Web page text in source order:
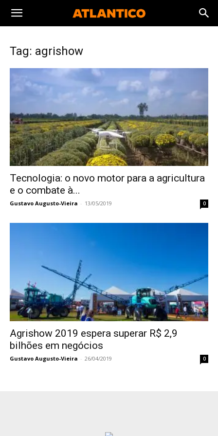
Tag: agrishow
Tecnologia: o novo motor para a agricultura
e o combate à...
Gustavo Augusto-Vieira - 13/05/2019 0
Agrishow 2019 espera superar R$ 2,9
bilhões em negócios
Gustavo Augusto-Vieira - 26/04/2019 0